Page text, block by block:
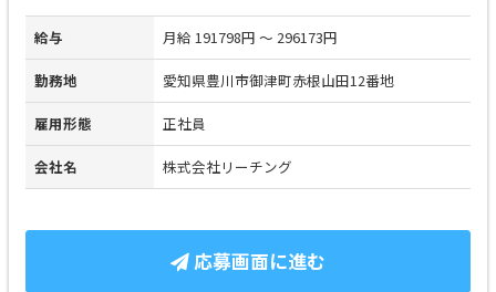
給与 月給 191798円 ～ 296173円
勤務地 愛知県豊川市御津町赤根山田12番地
雇用形態 正社員
会社名 株式会社リーチング
応募画面に進む